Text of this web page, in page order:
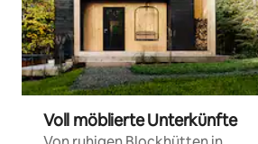
Voll möblierte Unterkünfte